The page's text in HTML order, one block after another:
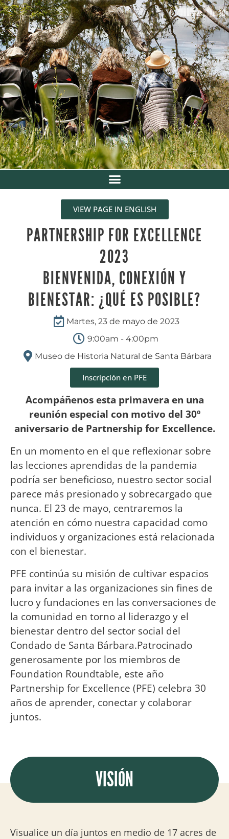
VIEW PAGE IN ENGLISH
PARTNERSHIP FOR EXCELLENCE
2023
BIENVENIDA, CONEXIÓN Y
BIENESTAR: ¿QUÉ ES POSIBLE?
Martes, 23 de mayo de 2023
9:00am - 4:00pm
Museo de Historia Natural de Santa Bárbara
Inscripción en PFE
Acompáñenos esta primavera en una
reunión especial con motivo del 30º
aniversario de Partnership for Excellence.
En un momento en el que reflexionar sobre
las lecciones aprendidas de la pandemia
podría ser beneficioso, nuestro sector social
parece más presionado y sobrecargado que
nunca. El 23 de mayo, centraremos la
atención en cómo nuestra capacidad como
individuos y organizaciones está relacionada
con el bienestar.
PFE continúa su misión de cultivar espacios
para invitar a las organizaciones sin fines de
lucro y fundaciones en las conversaciones de
la comunidad en torno al liderazgo y el
bienestar dentro del sector social del
Condado de Santa Bárbara.Patrocinado
generosamente por los miembros de
Foundation Roundtable, este año
Partnership for Excellence (PFE) celebra 30
años de aprender, conectar y colaborar
juntos.
VISIÓN
Visualice un día juntos en medio de 17 acres de